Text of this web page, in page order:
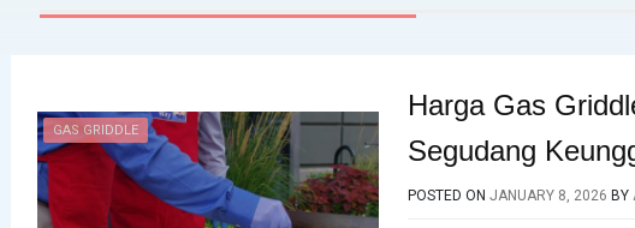
GAS GRIDDLE
Harga Gas
Segudang
POSTED ONJANUARY 8, 2026 BY